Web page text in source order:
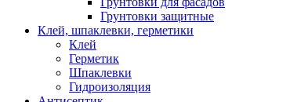
Грунтовки защитные
Клей, шпаклевки, герметики
Клей
Герметик
Шпаклевки
Гидроизоляция